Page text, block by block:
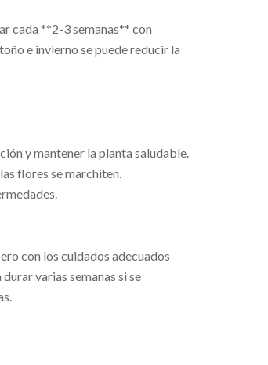
cada **2-3 semanas** con
e invierno se puede reducir la
y mantener la planta saludable.
flores se marchiten.
con los cuidados adecuados
varias semanas si se